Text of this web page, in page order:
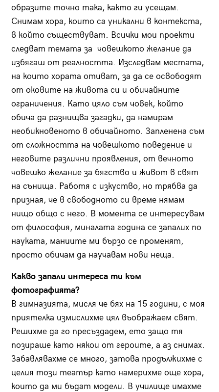
образите точно така, както ги усещам.
Снимам хора, които са уникални в контекста,
в който съществуват. Всички мои проекти
следват темата за човешкото желание да
избягаш от реалността. Изследвам местата,
на които хората отиват, за да се освободят
от оковите на живота си и обичайните
ограничения. Като цяло съм човек, който
обича да разнищва загадки, да намирам
необикновеното в обичайното. Запленена съм
от сложността на човешкото поведение и
неговите различни проявления, от вечното
човешко желание за бягство и живот в свят
на сънища. Работя с изкуство, но трябва да
призная, че в свободното си време нямам
нищо общо с него. В момента се интересувам
от философия, миналата година се запалих по
науката, маниите ми бързо се променят,
просто обичам да научавам нови неща.
Какво запали интереса ти към
фотографията?
В гимназията, мисля че бях на 15 години, с моя
приятелка измислихме цял въображаем свят.
Решихме да го пресъздадем, ето защо тя
позираше като някои от героите, а аз снимах.
Забавлявахме се много, затова продължихме с
целия този театър като намерихме още хора,
които да ми бъдат модели. В училище имахме